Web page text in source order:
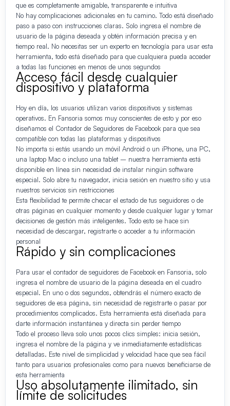
que es completamente amigable, transparente e intuitiva
No hay complicaciones adicionales en tu camino. Todo está diseñado
paso a paso con instrucciones claras. Solo ingresa el nombre de
usuario de la página deseada y obtén información precisa y en
tiempo real. No necesitas ser un experto en tecnología para usar esta
herramienta, todo está diseñado para que cualquiera pueda acceder
a todas las funciones en menos de unos segundos
Acceso fácil desde cualquier
dispositivo y plataforma
Hoy en día, los usuarios utilizan varios dispositivos y sistemas
operativos. En Fansoria somos muy conscientes de esto y por eso
diseñamos el Contador de Seguidores de Facebook para que sea
compatible con todas las plataformas y dispositivos
No importa si estás usando un móvil Android o un iPhone, una PC,
una laptop Mac o incluso una tablet – nuestra herramienta está
disponible en línea sin necesidad de instalar ningún software
especial. Solo abre tu navegador, inicia sesión en nuestro sitio y usa
nuestros servicios sin restricciones
Esta flexibilidad te permite checar el estado de tus seguidores o de
otras páginas en cualquier momento y desde cualquier lugar y tomar
decisiones de gestión más inteligentes. Todo esto se hace sin
necesidad de descargar, registrarte o acceder a tu información
personal
Rápido y sin complicaciones
Para usar el contador de seguidores de Facebook en Fansoria, solo
ingresa el nombre de usuario de la página deseada en el cuadro
especial. En uno o dos segundos, obtendrás el número exacto de
seguidores de esa página, sin necesidad de registrarte o pasar por
procedimientos complicados. Esta herramienta está diseñada para
darte información instantánea y directa sin perder tiempo
Todo el proceso lleva solo unos pocos clics simples: inicia sesión,
ingresa el nombre de la página y ve inmediatamente estadísticas
detalladas. Este nivel de simplicidad y velocidad hace que sea fácil
tanto para usuarios profesionales como para nuevos beneficiarse de
esta herramienta
Uso absolutamente ilimitado, sin
límite de solicitudes